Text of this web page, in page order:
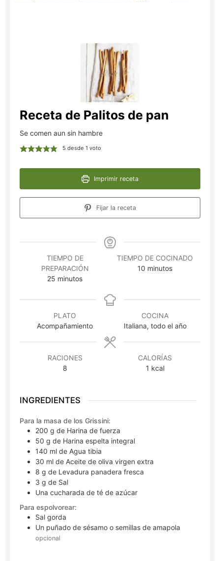
Receta de Palitos de pan
Se comen aun sin hambre
5 desde 1 voto
Imprimir receta
Fijar la receta
TIEMPO DE
PREPARACIÓN
25 minutos
minutos
TIEMPO DE COCINADO
10 minutos
minutos
PLATO
Acompañamiento
COCINA
Italiana, todo el año
RACIONES
8
CALORÍAS
1 kcal
INGREDIENTES
Para la masa de los Grissini:
200 g de Harina de fuerza
50 g de Harina espelta integral
140 ml de Agua tibia
30 ml de Aceite de oliva virgen extra
8 g de Levadura panadera fresca
3 g de Sal
Una cucharada de té de azúcar
Para espolvorear:
Sal gorda
Un puñado de sésamo o semillas de amapola
opcional